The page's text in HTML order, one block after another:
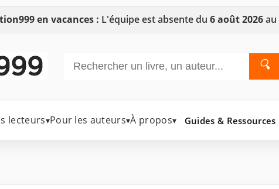
en vacances : L'équipe est absente du 6 août 2026au
🔍
lecteurs▾Pour les auteurs▾À propos▾ Guides & Ressources